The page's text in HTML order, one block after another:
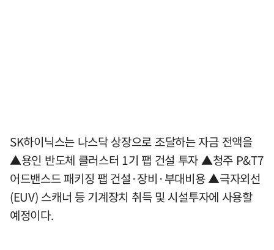
SK하이닉스는 나스닥 상장으로 조달하는 자금 전액을
▲용인 반도체 클러스터 1기 팹 건설 투자 ▲청주 P&T7
어드밴스드 패키징 팹 건설·장비·부대비용 ▲극자외선
(EUV) 스캐너 등 기계장치 취득 및 시설투자에 사용할
예정이다.